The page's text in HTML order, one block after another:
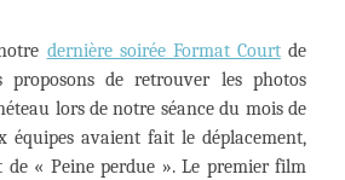
dernière soirée Format Courtde
proposons de retrouver les photos
lors de notre séance du mois de
équipes avaient fait le déplacement,
de « Peine perdue ». Le premier film